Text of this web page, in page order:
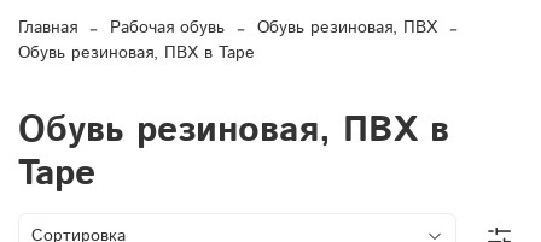
Главная Рабочая обувь
Обувь резиновая, ПВХ
Обувь резиновая, ПВХ в Таре
Обувь резиновая, ПВХ в
Таре